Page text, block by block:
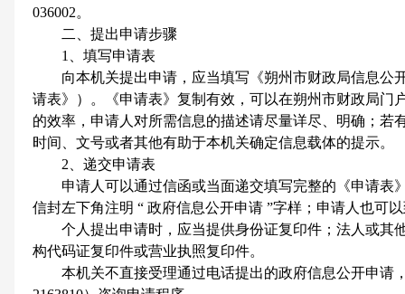
036002。
二、提出申请步骤
1、填写申请表
向本机关提出申请，应当填写《朔州市财政局信息公
请表》）。《申请表》复制有效，可以在朔州市财政局门
的效率，申请人对所需信息的描述请尽量详尽、明确；若
时间、文号或者其他有助于本机关确定信息载体的提示。
2、递交申请表
申请人可以通过信函或当面递交填写完整的《申请表
信封左下角注明 “ 政府信息公开申请 ”字样；申请人也可
个人提出申请时，应当提供身份证复印件；法人或其
构代码证复印件或营业执照复印件。
本机关不直接受理通过电话提出的政府信息公开申请